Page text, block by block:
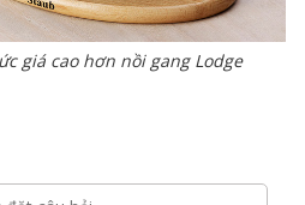
giá cao hơn nồi gang Lodge